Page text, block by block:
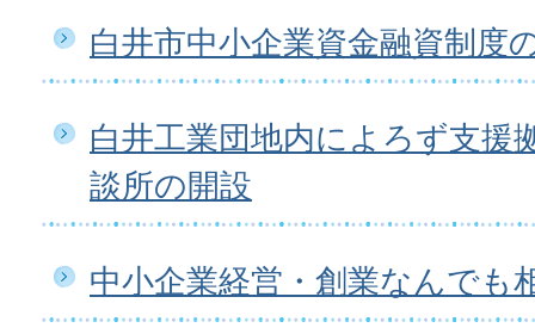
白井市中小企業資金融資制度
白井工業団地内によろず支援
談所の開設
中小企業経営・創業なんでも